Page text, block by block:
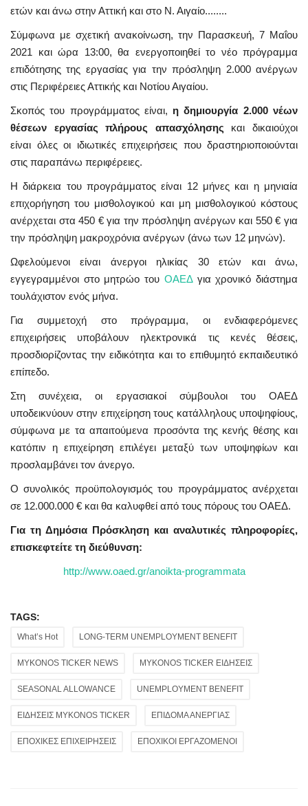
ετών και άνω στην Αττική και στο Ν. Αιγαίο........
Σύμφωνα με σχετική ανακοίνωση, την Παρασκευή, 7 Μαΐου
2021 και ώρα 13:00, θα ενεργοποιηθεί το νέο πρόγραμμα
επιδότησης της εργασίας για την πρόσληψη 2.000 ανέργων
στις Περιφέρειες Αττικής και Νοτίου Αιγαίου.
Σκοπός του προγράμματος είναι, η δημιουργία 2.000 νέων
θέσεων εργασίας πλήρους απασχόλησης και δικαιούχοι
είναι όλες οι ιδιωτικές επιχειρήσεις που δραστηριοποιούνται
στις παραπάνω περιφέρειες.
Η διάρκεια του προγράμματος είναι 12 μήνες και η μηνιαία
επιχορήγηση του μισθολογικού και μη μισθολογικού κόστους
ανέρχεται στα 450 € για την πρόσληψη ανέργων και 550 € για
την πρόσληψη μακροχρόνια ανέργων (άνω των 12 μηνών).
Ωφελούμενοι είναι άνεργοι ηλικίας 30 ετών και άνω,
εγγεγραμμένοι στο μητρώο του ΟΑΕΔ για χρονικό διάστημα
τουλάχιστον ενός μήνα.
Για συμμετοχή στο πρόγραμμα, οι ενδιαφερόμενες
επιχειρήσεις υποβάλουν ηλεκτρονικά τις κενές θέσεις,
προσδιορίζοντας την ειδικότητα και το επιθυμητό εκπαιδευτικό
επίπεδο.
Στη συνέχεια, οι εργασιακοί σύμβουλοι του ΟΑΕΔ
υποδεικνύουν στην επιχείρηση τους κατάλληλους υποψηφίους,
σύμφωνα με τα απαιτούμενα προσόντα της κενής θέσης και
κατόπιν η επιχείρηση επιλέγει μεταξύ των υποψηφίων και
προσλαμβάνει τον άνεργο.
Ο συνολικός προϋπολογισμός του προγράμματος ανέρχεται
σε 12.000.000 € και θα καλυφθεί από τους πόρους του ΟΑΕΔ.
Για τη Δημόσια Πρόσκληση και αναλυτικές πληροφορίες,
επισκεφτείτε τη διεύθυνση:
http://www.oaed.gr/anoikta-programmata
TAGS:
What’s Hot LONG-TERM UNEMPLOYMENT BENEFIT
MYKONOS TICKER NEWS MYKONOS TICKER ΕΙΔΗΣΕΙΣ
SEASONAL ALLOWANCE UNEMPLOYMENT BENEFIT
ΕΙΔΗΣΕΙΣ MYKONOS TICKER ΕΠΙΔΟΜΑ ΑΝΕΡΓΙΑΣ
ΕΠΟΧΙΚΕΣ ΕΠΙΧΕΙΡΗΣΕΙΣ ΕΠΟΧΙΚΟΙ ΕΡΓΑΖΟΜΕΝΟΙ